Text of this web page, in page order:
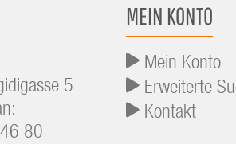
5
80
MEIN KONTO
Mein Konto
Erweiterte
Kontakt